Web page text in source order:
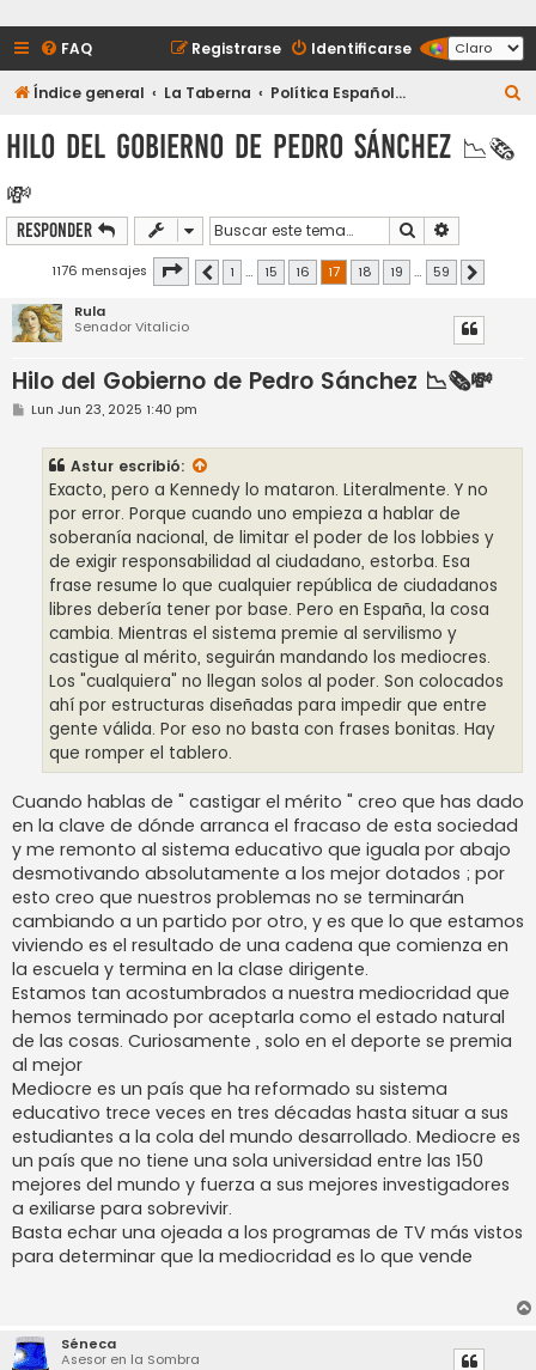
FAQ Identificarse
Registrarse
Índice general La Taberna Política Española y Sucesos
Hilo del Gobierno de Pedro Sánchez 📉🗞️
💸
Responder Buscar
1176 mensajes Página de59
Anterior
1 … 15 16 17 18 19 … 59
Rula
Senador Vitalicio
Hilo del Gobierno de Pedro Sánchez 📉🗞️💸
MLun Jun 23, 2025 1:40 pm
Astur escribió:
Exacto, pero a Kennedy lo mataron. Literalmente. Y no
por error. Porque cuando uno empieza a hablar de
soberanía nacional, de limitar el poder de los lobbies y
de exigir responsabilidad al ciudadano, estorba. Esa
frase resume lo que cualquier república de ciudadanos
libres debería tener por base. Pero en España, la cosa
cambia. Mientras el sistema premie al servilismo y
castigue al mérito, seguirán mandando los mediocres.
Los "cualquiera" no llegan solos al poder. Son colocados
ahí por estructuras diseñadas para impedir que entre
gente válida. Por eso no basta con frases bonitas. Hay
que romper el tablero.
Cuando hablas de " castigar el mérito " creo que has dado
en la clave de dónde arranca el fracaso de esta sociedad
y me remonto al sistema educativo que iguala por abajo
desmotivando absolutamente a los mejor dotados ; por
esto creo que nuestros problemas no se terminarán
cambiando a un partido por otro, y es que lo que estamos
viviendo es el resultado de una cadena que comienza en
la escuela y termina en la clase dirigente.
Estamos tan acostumbrados a nuestra mediocridad que
hemos terminado por aceptarla como el estado natural
de las cosas. Curiosamente , solo en el deporte se premia
al mejor
Mediocre es un país que ha reformado su sistema
educativo trece veces en tres décadas hasta situar a sus
estudiantes a la cola del mundo desarrollado. Mediocre es
un país que no tiene una sola universidad entre las 150
mejores del mundo y fuerza a sus mejores investigadores
a exiliarse para sobrevivir.
Basta echar una ojeada a los programas de TV más vistos
para determinar que la mediocridad es lo que vende
Séneca
Asesor en la Sombra